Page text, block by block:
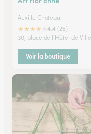
Auxi le Chateau
★★★★
4.4 (26)
30, place de l'Hôtel de Ville
Voir la boutique